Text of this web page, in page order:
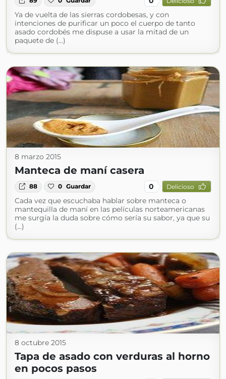
Ya de vuelta de las sierras cordobesas, y con
intenciones de purificar un poco el cuerpo de tanto
asado cordobés me dispuse a usar la mitad de un
paquete de (...)
8 marzo 2015
Manteca de maní casera
88 0 Guardar 0 Delicioso
Cada vez que escuchaba hablar sobre manteca o
mantequilla de maní en las películas norteamericanas
me surgía la duda sobre cómo sería su sabor, ya que su
(...)
8 octubre 2015
Tapa de asado con verduras al horno
en pocos pasos